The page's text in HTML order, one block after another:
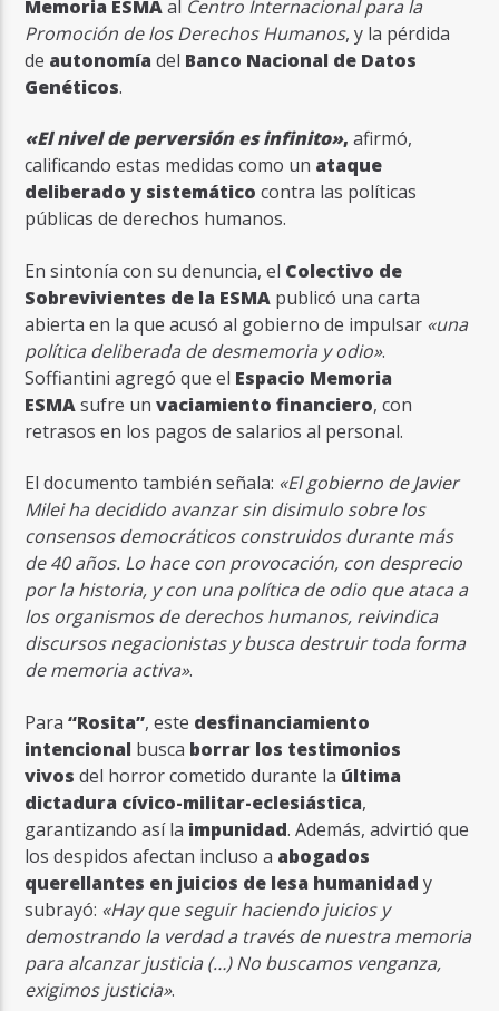
Memoria ESMAal Centro Internacional para la
Promoción de los Derechos Humanos, y la pérdida
de autonomía del Banco Nacional de Datos
Genéticos.
«El nivel de perversión es infinito», afirmó,
calificando estas medidas como un ataque
deliberado y sistemático contra las políticas
públicas de derechos humanos.
En sintonía con su denuncia, el Colectivo de
Sobrevivientes de la ESMA publicó una carta
abierta en la que acusó al gobierno de impulsar «una
política deliberada de desmemoria y odio».
Soffiantini agregó que el Espacio Memoria
ESMAsufre unvaciamiento financiero, con
retrasos en los pagos de salarios al personal.
El documento también señala: «El gobierno de Javier
Milei ha decidido avanzar sin disimulo sobre los
consensos democráticos construidos durante más
de 40 años. Lo hace con provocación, con desprecio
por la historia, y con una política de odio que ataca a
los organismos de derechos humanos, reivindica
discursos negacionistas y busca destruir toda forma
de memoria activa».
Para“Rosita”, este desfinanciamiento
intencional busca borrar los testimonios
vivos del horror cometido durante la última
dictadura cívico-militar-eclesiástica,
garantizando así la impunidad. Además, advirtió que
los despidos afectan incluso a abogados
querellantes en juicios de lesa humanidad y
subrayó: «Hay que seguir haciendo juicios y
demostrando la verdad a través de nuestra memoria
para alcanzar justicia (…) No buscamos venganza,
exigimos justicia».